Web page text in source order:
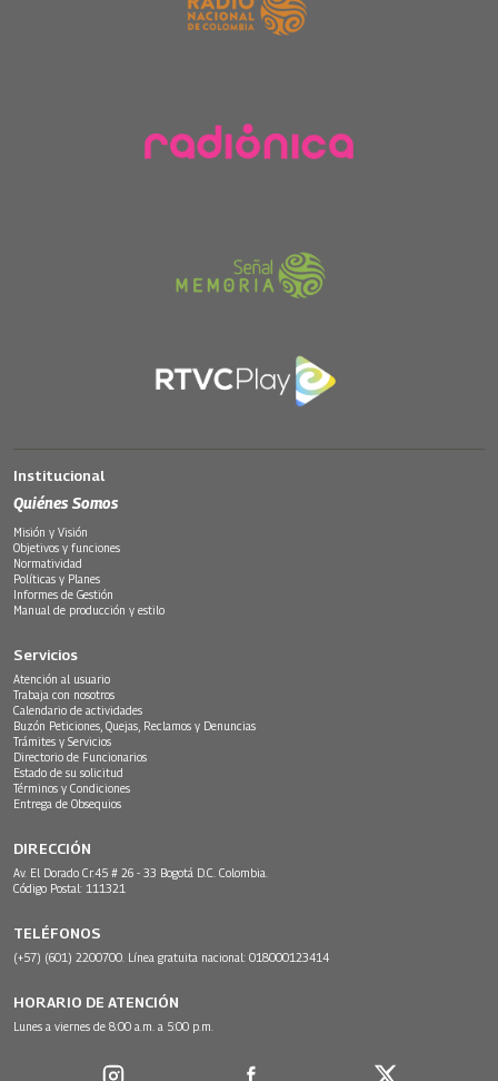
Institucional
Quiénes Somos
Misión y Visión
Objetivos y funciones
Normatividad
Políticas y Planes
Informes de Gestión
Manual de producción y estilo
Servicios
Atención al usuario
Trabaja con nosotros
Calendario de actividades
Buzón Peticiones, Quejas, Reclamos y Denuncias
Trámites y Servicios
Directorio de Funcionarios
Estado de su solicitud
Términos y Condiciones
Entrega de Obsequios
DIRECCIÓN
Av. El Dorado Cr.45 # 26 - 33 Bogotá D.C. Colombia.
Código Postal: 111321
TELÉFONOS
(+57) (601) 2200700. Línea gratuita nacional: 018000123414
HORARIO DE ATENCIÓN
Lunes a viernes de 8:00 a.m. a 5:00 p.m.